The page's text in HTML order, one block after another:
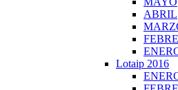
ABRIL
Lotaip 2016